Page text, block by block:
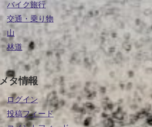
バイク旅行
交通・乗り物
山
林道
メタ情報
ログイン
投稿フィード